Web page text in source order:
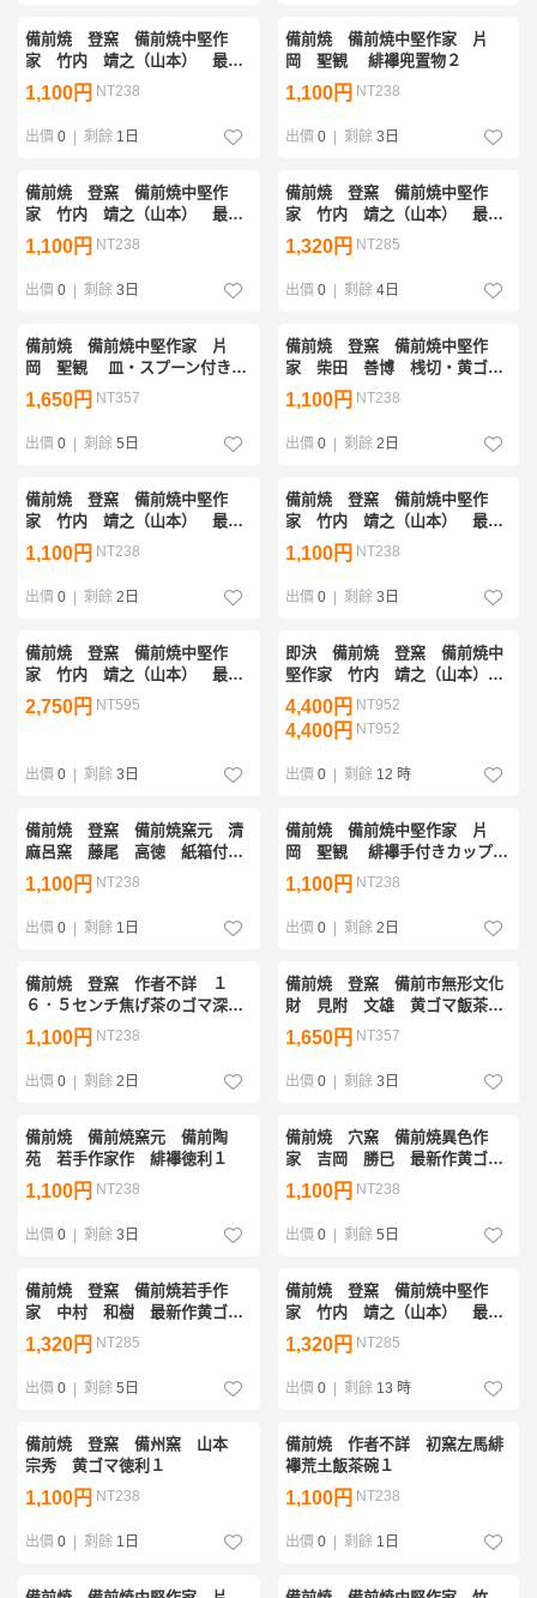
備前焼 登窯 備前焼中堅作
家 竹内 靖之（山本） 最新
作緋襷・黄ゴマ湯呑２
1,100円 NT238
出價 0 | 剩餘 1日
備前焼 備前焼中堅作家 片
岡 聖観 緋襷兜置物２
1,100円 NT238
出價 0 | 剩餘 3日
備前焼 登窯 備前焼中堅作
家 竹内 靖之（山本） 最新
作金彩・窯変ぐい呑３
1,100円 NT238
出價 0 | 剩餘 3日
備前焼 登窯 備前焼中堅作
家 竹内 靖之（山本） 最新
作１７センチ黄ゴマ深皿１
1,320円 NT285
出價 0 | 剩餘 4日
備前焼 備前焼中堅作家 片
岡 聖観 皿・スプーン付き緋
襷コーヒーカップ１
1,650円 NT357
出價 0 | 剩餘 5日
備前焼 登窯 備前焼中堅作
家 柴田 善博 桟切・黄ゴマ
花入1
1,100円 NT238
出價 0 | 剩餘 2日
備前焼 登窯 備前焼中堅作
家 竹内 靖之（山本） 最新
作黒ゴマ湯呑１
1,100円 NT238
出價 0 | 剩餘 2日
備前焼 登窯 備前焼中堅作
家 竹内 靖之（山本） 最新
作黄ゴマビール他グラス２
1,100円 NT238
出價 0 | 剩餘 3日
備前焼 登窯 備前焼中堅作
家 竹内 靖之（山本） 最新
作金彩・窯変龍付き線香立・香
炉１
2,750円 NT595
出價 0 | 剩餘 3日
即決 備前焼 登窯 備前焼中
堅作家 竹内 靖之（山本）
最新作金彩・黄ゴマ宝瓶４
4,400円 NT952
4,400円 NT952
出價 0 | 剩餘 12 時
備前焼 登窯 備前焼窯元 清
麻呂窯 藤尾 高徳 紙箱付き
黄ゴマ蕪箸置き５個組１
1,100円 NT238
出價 0 | 剩餘 1日
備前焼 備前焼中堅作家 片
岡 聖観 緋襷手付きカップ・
ビアジョッキ１
1,100円 NT238
出價 0 | 剩餘 2日
備前焼 登窯 作者不詳 １
６．５センチ焦げ茶のゴマ深皿
１
1,100円 NT238
出價 0 | 剩餘 2日
備前焼 登窯 備前市無形文化
財 見附 文雄 黄ゴマ飯茶碗
１
1,650円 NT357
出價 0 | 剩餘 3日
備前焼 備前焼窯元 備前陶
苑 若手作家作 緋襷徳利１
1,100円 NT238
出價 0 | 剩餘 3日
備前焼 穴窯 備前焼異色作
家 吉岡 勝巳 最新作黄ゴマ
面取り・鎬フリーカップ１
1,100円 NT238
出價 0 | 剩餘 5日
備前焼 登窯 備前焼若手作
家 中村 和樹 最新作黄ゴマ
フリーカップ１
1,320円 NT285
出價 0 | 剩餘 5日
備前焼 登窯 備前焼中堅作
家 竹内 靖之（山本） 最新
作黄ゴマコーヒードリッパー２
1,320円 NT285
出價 0 | 剩餘 13 時
備前焼 登窯 備州窯 山本
宗秀 黄ゴマ徳利１
1,100円 NT238
出價 0 | 剩餘 1日
備前焼 作者不詳 初窯左馬緋
襷荒土飯茶碗１
1,100円 NT238
出價 0 | 剩餘 1日